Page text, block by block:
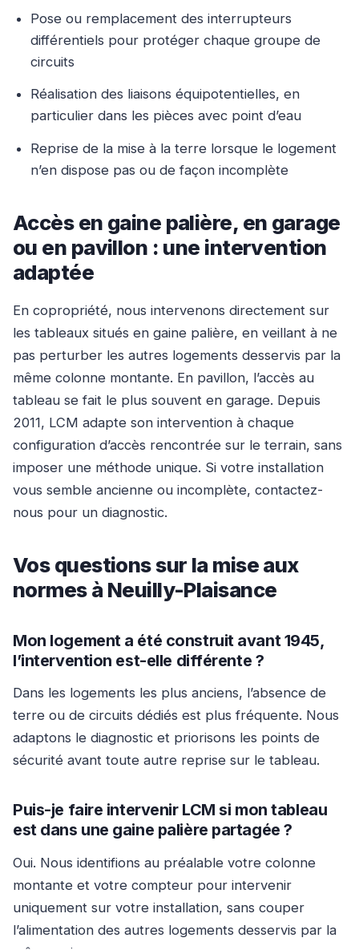
Pose ou remplacement des interrupteurs
différentiels pour protéger chaque groupe de
circuits
Réalisation des liaisons équipotentielles, en
particulier dans les pièces avec point d’eau
Reprise de la mise à la terre lorsque le logement
n’en dispose pas ou de façon incomplète
Accès en gaine palière, en garage
ou en pavillon : une intervention
adaptée
En copropriété, nous intervenons directement sur
les tableaux situés en gaine palière, en veillant à ne
pas perturber les autres logements desservis par la
même colonne montante. En pavillon, l’accès au
tableau se fait le plus souvent en garage. Depuis
2011, LCM adapte son intervention à chaque
configuration d’accès rencontrée sur le terrain, sans
imposer une méthode unique. Si votre installation
vous semble ancienne ou incomplète, contactez-
nous pour un diagnostic.
Vos questions sur la mise aux
normes à Neuilly-Plaisance
Mon logement a été construit avant 1945,
l’intervention est-elle différente ?
Dans les logements les plus anciens, l’absence de
terre ou de circuits dédiés est plus fréquente. Nous
adaptons le diagnostic et priorisons les points de
sécurité avant toute autre reprise sur le tableau.
Puis-je faire intervenir LCM si mon tableau
est dans une gaine palière partagée ?
Oui. Nous identifions au préalable votre colonne
montante et votre compteur pour intervenir
uniquement sur votre installation, sans couper
l’alimentation des autres logements desservis par la